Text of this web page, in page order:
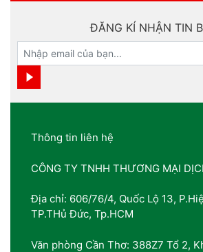
ĐĂNG KÍ NHẬN TIN
Thông tin liên hệ
CÔNG TY TNHH THƯƠNG MẠI
Địa chỉ: 606/76/4, Quốc Lộ 13,
TP.THủ Đức, Tp.HCM
Văn phòng Cần Thơ: 388Z7 Tổ 2,